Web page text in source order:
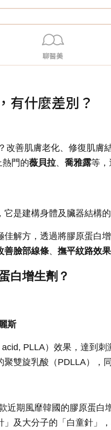
聊醫美
有什麼差別？
改善肌膚老化、修復肌膚
熱門的薇貝拉、 喬雅露等，
，它是建構身體及臟器結構
佳解方，透過將膠原蛋白
善臉部線條、 撫平紋路效果
白增生劑？
斯
PLLA）效果，達到
雙旋乳酸（PDLLA），
近期風靡韓國的膠原蛋白
及大分子的「白童針」